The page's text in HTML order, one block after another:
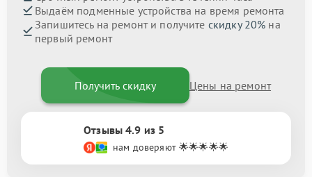
Выдаём подменные устройства на время ремонта
Запишитесь на ремонт и получите скидку 20% на
первый ремонт
Получить скидку Цены на ремонт
Отзывы 4.9 из 5
нам доверяют 🌟🌟🌟🌟🌟